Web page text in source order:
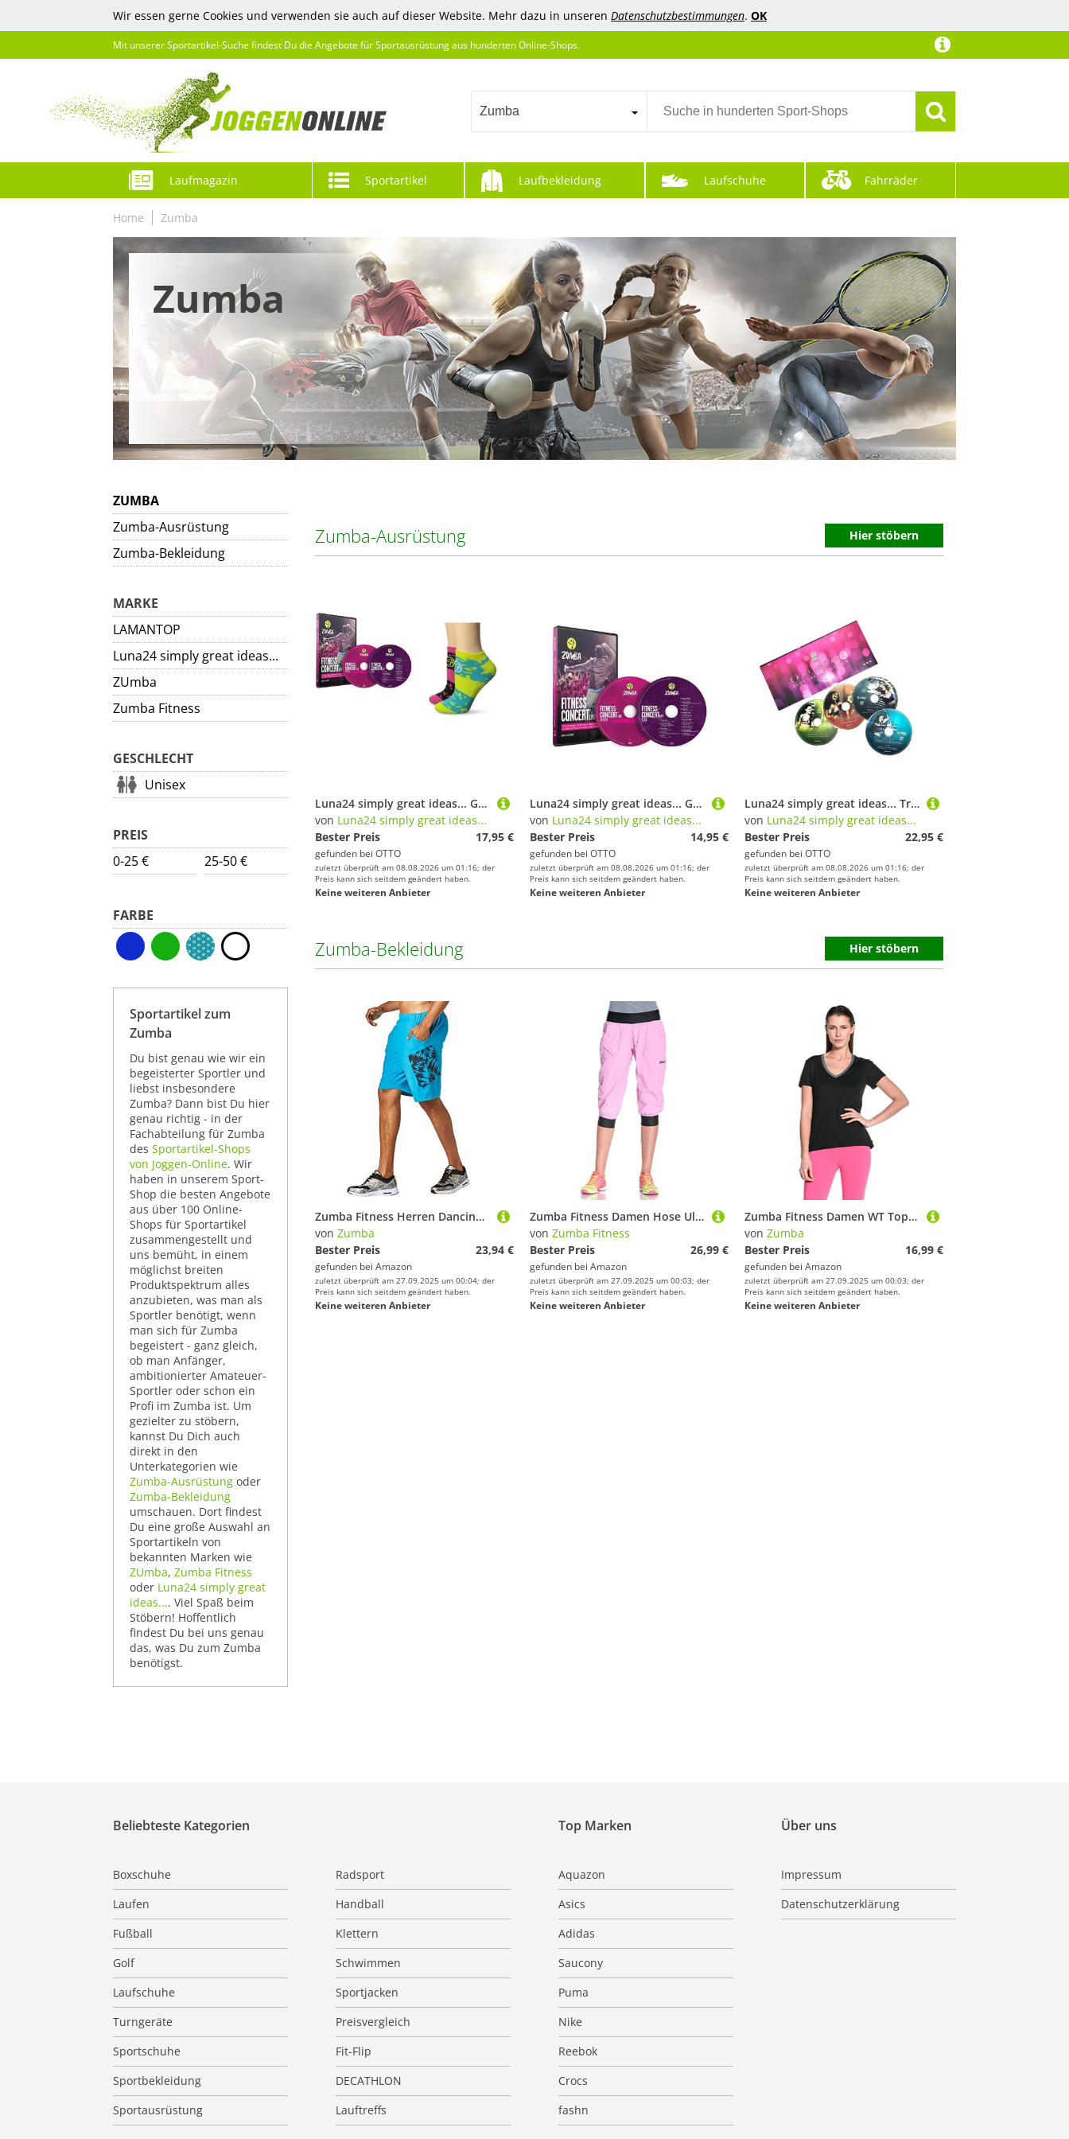
Wir essen gerne Cookies und verwenden sie auch auf dieser Website. Mehr dazu in unseren Datenschutzbestimmungen. OK
Mit unserer Sportartikel-Suche findest Du die Angebote für Sportausrüstung aus hunderten Online-Shops.
Zumba
Laufmagazin Sportartikel Laufbekleidung Laufschuhe Fahrräder
Home Zumba
Zumba
ZUMBA
Zumba-Ausrüstung
Zumba-Bekleidung
MARKE
LAMANTOP
Luna24 simply great ideas...
ZUmba
Zumba Fitness
GESCHLECHT
Unisex
PREIS
0-25 €
25-50 €
FARBE
Sportartikel zum
Zumba
Du bist genau wie wir ein
begeisterter Sportler und
liebst insbesondere
Zumba? Dann bist Du hier
genau richtig - in der
Fachabteilung für Zumba
des Sportartikel-Shops
von Joggen-Online. Wir
haben in unserem Sport-
Shop die besten Angebote
aus über 100 Online-
Shops für Sportartikel
zusammengestellt und
uns bemüht, in einem
möglichst breiten
Produktspektrum alles
anzubieten, was man als
Sportler benötigt, wenn
man sich für Zumba
begeistert - ganz gleich,
ob man Anfänger,
ambitionierter Amateuer-
Sportler oder schon ein
Profi im Zumba ist. Um
gezielter zu stöbern,
kannst Du Dich auch
direkt in den
Unterkategorien wie
Zumba-Ausrüstung oder
Zumba-Bekleidung
umschauen. Dort findest
Du eine große Auswahl an
Sportartikeln von
bekannten Marken wie
ZUmba, Zumba Fitness
oder Luna24 simply great
ideas.... Viel Spaß beim
Stöbern! Hoffentlich
findest Du bei uns genau
das, was Du zum Zumba
benötigst.
Zumba-Ausrüstung Hier stöbern
Luna24 simply great ideas... Ganzkörpertrainer Fitness-Concert Live Zumba DVD+CD Set+ 2 x Zumba Socken, (4-tlg)
von Luna24 simply great ideas...
Bester Preis
17,95 €
gefunden bei OTTO
zuletzt überprüft am 08.08.2026 um 01:16; der
Preis kann sich seitdem geändert haben.
Keine weiteren Anbieter
Luna24 simply great ideas... Ganzkörpertrainer Fitness-Concert Live Zumba DVD+CD Set, (2-tlg)
von Luna24 simply great ideas...
Bester Preis
14,95 €
gefunden bei OTTO
zuletzt überprüft am 08.08.2026 um 01:16; der
Preis kann sich seitdem geändert haben.
Keine weiteren Anbieter
Luna24 simply great ideas... Trainingshilfe Zumba Fitness Zumba Exhilarate, 4 DVD's Zumba Video Workout
von Luna24 simply great ideas...
Bester Preis
22,95 €
gefunden bei OTTO
zuletzt überprüft am 08.08.2026 um 01:16; der
Preis kann sich seitdem geändert haben.
Keine weiteren Anbieter
Zumba-Bekleidung Hier stöbern
Zumba Fitness Herren Dancing Warrior Cargo Fitness Shorts Männer Unterseiten, Sea of Blue, XS
von Zumba
Bester Preis
23,94 €
gefunden bei Amazon
zuletzt überprüft am 27.09.2025 um 00:04; der
Preis kann sich seitdem geändert haben.
Keine weiteren Anbieter
Zumba Fitness Damen Hose Ultimate Orbit Cargo Capri, Prism, S, Z1B00136
von Zumba Fitness
Bester Preis
26,99 €
gefunden bei Amazon
zuletzt überprüft am 27.09.2025 um 00:03; der
Preis kann sich seitdem geändert haben.
Keine weiteren Anbieter
Zumba Fitness Damen WT Top Dip-It-Low V-Neck, Sew Black, M
von Zumba
Bester Preis
16,99 €
gefunden bei Amazon
zuletzt überprüft am 27.09.2025 um 00:03; der
Preis kann sich seitdem geändert haben.
Keine weiteren Anbieter
Über uns
Impressum
Datenschutzerklärung
Beliebteste Kategorien
Boxschuhe
Radsport
Laufen
Handball
Fußball
Klettern
Golf
Schwimmen
Laufschuhe
Sportjacken
Turngeräte
Preisvergleich
Sportschuhe
Fit-Flip
Sportbekleidung
DECATHLON
Sportausrüstung
Lauftreffs
Top Marken
Aquazon
Asics
Adidas
Saucony
Puma
Nike
Reebok
Crocs
fashn